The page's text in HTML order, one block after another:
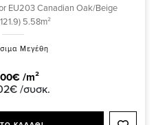
EU203 Canadian Oak/Beige
5.58m²
Μεγέθη
/m²
/συσκ.